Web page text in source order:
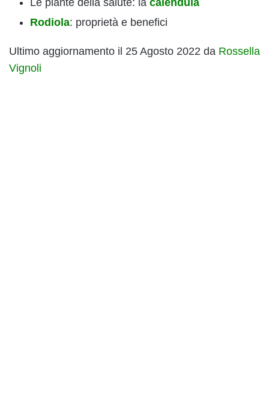
Rodiola: proprietà e benefici
Ultimo aggiornamento il 25 Agosto 2022 da Rossella
Vignoli